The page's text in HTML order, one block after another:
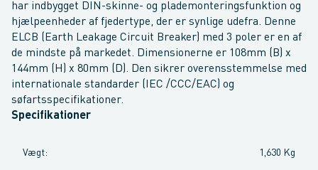
har indbygget DIN-skinne- og plademonteringsfunktion og
hjælpeenheder af fjedertype, der er synlige udefra. Denne
ELCB (Earth Leakage Circuit Breaker) med 3 poler er en af
de mindste på markedet. Dimensionerne er 108mm (B) x
144mm (H) x 80mm (D). Den sikrer overensstemmelse med
internationale standarder (IEC /CCC/EAC) og
søfartsspecifikationer.
Specifikationer
Vægt: 1,630 Kg